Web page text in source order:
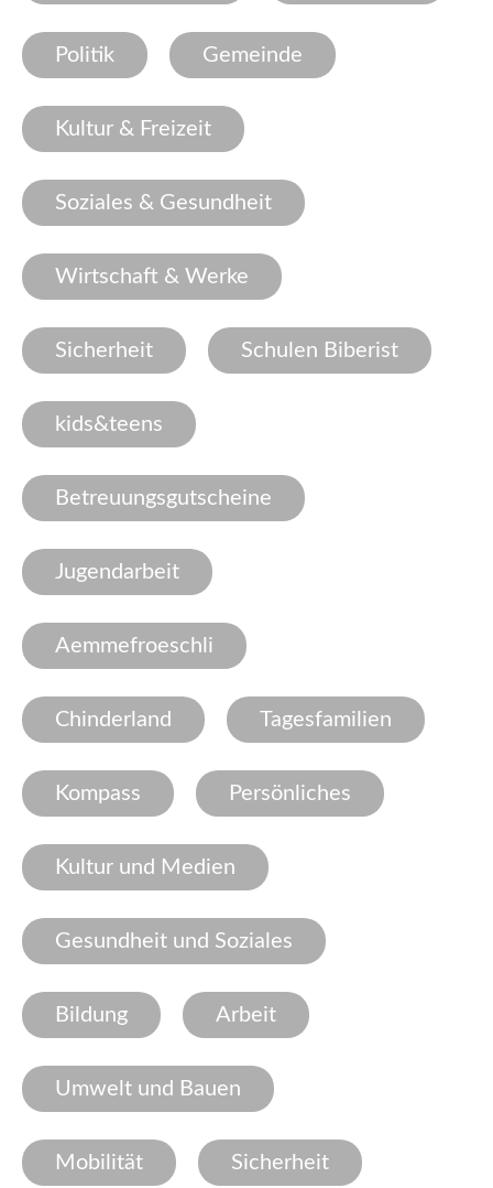
Politik Gemeinde
Kultur & Freizeit
Soziales & Gesundheit
Wirtschaft & Werke
Sicherheit Schulen Biberist
kids&teens
Betreuungsgutscheine
Jugendarbeit
Aemmefroeschli
Chinderland Tagesfamilien
Kompass Persönliches
Kultur und Medien
Gesundheit und Soziales
Bildung Arbeit
Umwelt und Bauen
Mobilität Sicherheit